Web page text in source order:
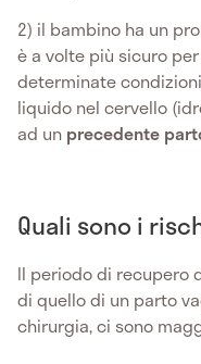
2) il bambino ha un
è a volte più sicuro
determinate
liquido nel cervello
ad un precedente
Quali sono i
Il periodo di recupero
di quello di un parto
chirurgia, ci sono